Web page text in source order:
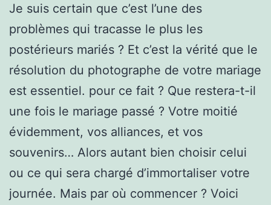
Je suis certain que c’est l’une des
problèmes qui tracasse le plus les
postérieurs mariés ? Et c’est la vérité que le
résolution du photographe de votre mariage
est essentiel. pour ce fait ? Que restera-t-il
une fois le mariage passé ? Votre moitié
évidemment, vos alliances, et vos
souvenirs… Alors autant bien choisir celui
ou ce qui sera chargé d’immortaliser votre
journée. Mais par où commencer ? Voici